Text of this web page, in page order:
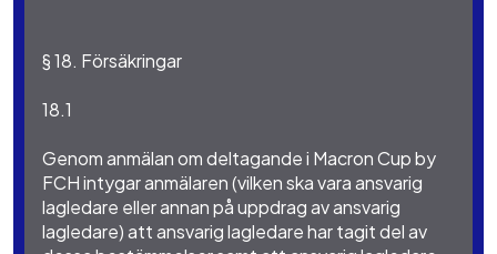
§ 18. Försäkringar
18.1
Genom anmälan om deltagande i Macron Cup by
FCH intygar anmälaren (vilken ska vara ansvarig
lagledare eller annan på uppdrag av ansvarig
lagledare) att ansvarig lagledare har tagit del av